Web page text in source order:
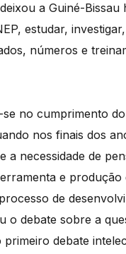
a Guiné-
estudar,
números e
no cumprimento
nos finais dos
a necessidade de
e
de
o debate sobre a
debate